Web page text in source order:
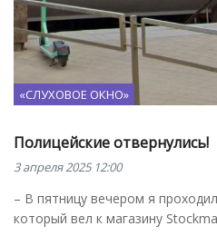
«СЛУХОВОЕ ОКНО»
Полицейские отвернулись!
3 апреля 2025 12:00
– В пятницу вечером я
который вел к магазину